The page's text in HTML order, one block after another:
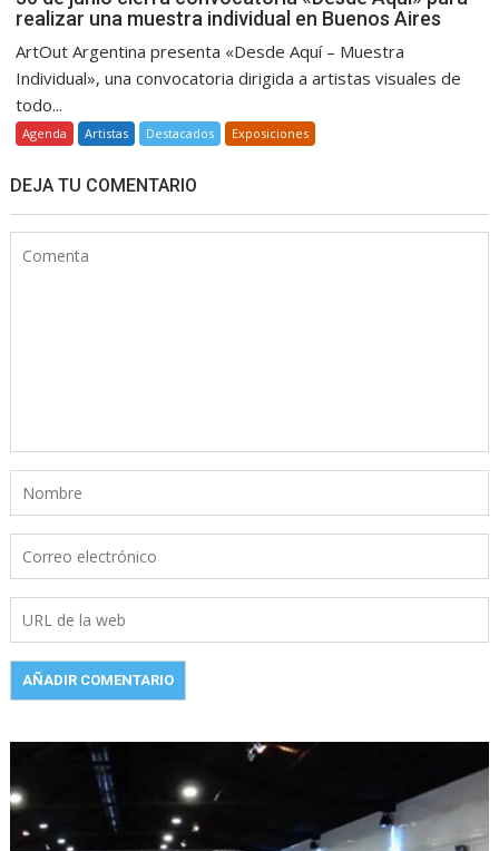
realizar una muestra individual en Buenos Aires
ArtOut Argentina presenta «Desde Aquí – Muestra
Individual», una convocatoria dirigida a artistas visuales de
todo...
Agenda Artistas Destacados Exposiciones
DEJA TU COMENTARIO